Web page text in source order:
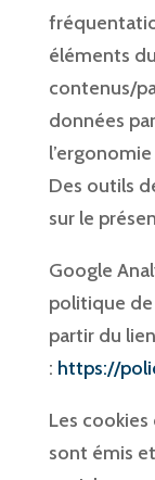
éléments
contenus/
données
Des outils
sur le
Google
politique
partir du
: https://
Les
sont émis